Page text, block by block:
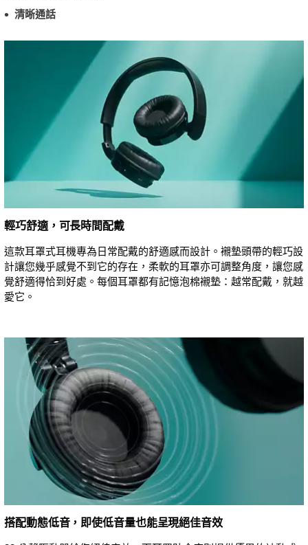
清晰通話
輕巧舒適，可長時間配戴
這款耳罩式耳機專為日常配戴的舒適感而設計。襯墊頭帶的輕巧設
計讓您幾乎感覺不到它的存在，柔軟的耳罩亦可調整角度，讓您感
覺舒適得恰到好處。每個耳罩都有記憶泡棉襯墊：越常配戴，就越
愛它。
搭配動態低音，即使低音量也能呈現絕佳音效